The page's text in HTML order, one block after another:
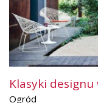
Klasyki
Ogród